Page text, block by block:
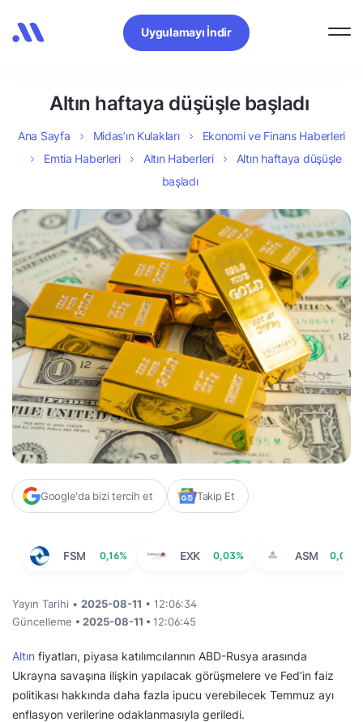
Uygulamayı İndir
Altın haftaya düşüşle başladı
Ana Sayfa Midas’ın Kulakları
Ekonomi ve Finans Haberleri
Emtia Haberleri
Altın Haberleri
Altın haftaya düşüşle
başladı
Google'da bizi tercih et Takip Et
FSM 0,16% EXK 0,03% ASM 0,00%
Yayın Tarihi • 2025-08-11 • 12:06:34
Güncelleme • 2025-08-11 • 12:06:45
Altın fiyatları, piyasa katılımcılarının ABD-Rusya arasında
Ukrayna savaşına ilişkin yapılacak görüşmelere ve Fed’in faiz
politikası hakkında daha fazla ipucu verebilecek Temmuz ayı
enflasyon verilerine odaklanmasıyla geriledi.